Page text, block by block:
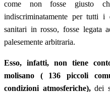
come non fosse giusto
indiscriminatamente per tutti
sanitari in rosso, fosse legata
palesemente arbitraria.
Esso, infatti, non tiene
molisano ( 136 piccoli
condizioni atmosferiche),dei